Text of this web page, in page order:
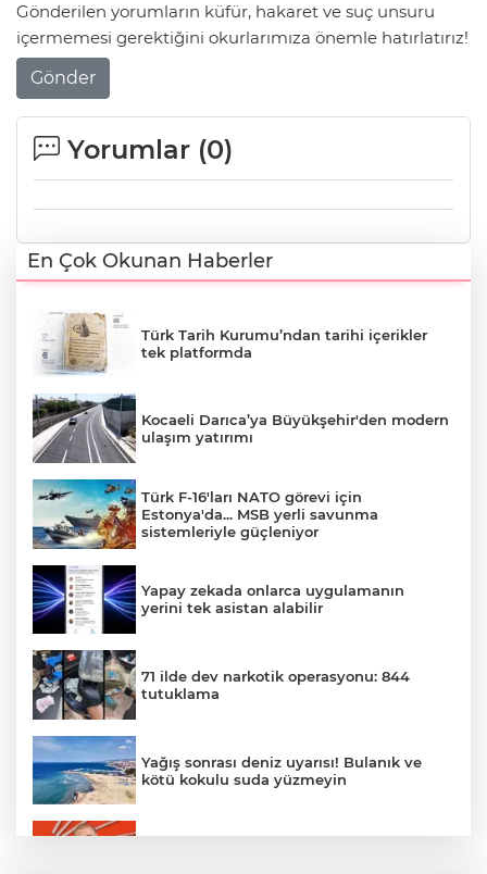
Gönderilen yorumların küfür, hakaret ve suç unsuru
içermemesi gerektiğini okurlarımıza önemle hatırlatırız!
Gönder
Yorumlar (0)
En Çok Okunan Haberler
Türk Tarih Kurumu’ndan tarihi içerikler
tek platformda
Kocaeli Darıca’ya Büyükşehir'den modern
ulaşım yatırımı
Türk F-16'ları NATO görevi için
Estonya'da... MSB yerli savunma
sistemleriyle güçleniyor
Yapay zekada onlarca uygulamanın
yerini tek asistan alabilir
71 ilde dev narkotik operasyonu: 844
tutuklama
Yağış sonrası deniz uyarısı! Bulanık ve
kötü kokulu suda yüzmeyin